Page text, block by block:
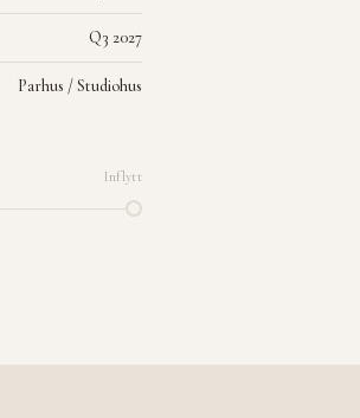
Q3 2027
Parhus / Studiohus
Inflytt